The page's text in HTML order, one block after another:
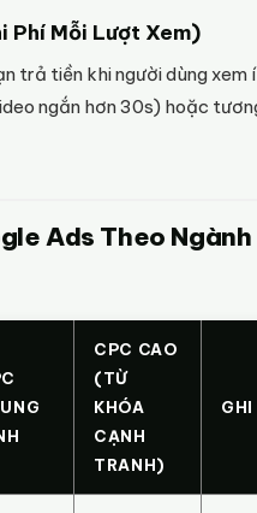
Phí Mỗi Lượt Xem)
trả tiền khi người dùng
ngắn hơn 30s) hoặc
Ads Theo
CPC CAO
(TỪ
KHÓA
CẠNH
TRANH)